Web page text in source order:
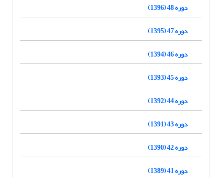
دوره 48 (1396)
دوره 47 (1395)
دوره 46 (1394)
دوره 45 (1393)
دوره 44 (1392)
دوره 43 (1391)
دوره 42 (1390)
دوره 41 (1389)